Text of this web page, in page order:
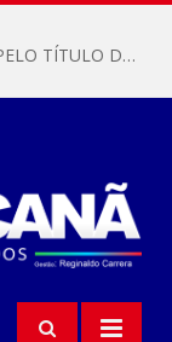
MARACANÃ SAI NA FRENTE NA DISPUTA PELO TÍTULO DA COPA PARÁ SUB-17!